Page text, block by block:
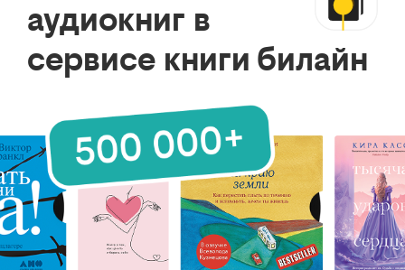
аудиокниг в
сервисе книги билайн